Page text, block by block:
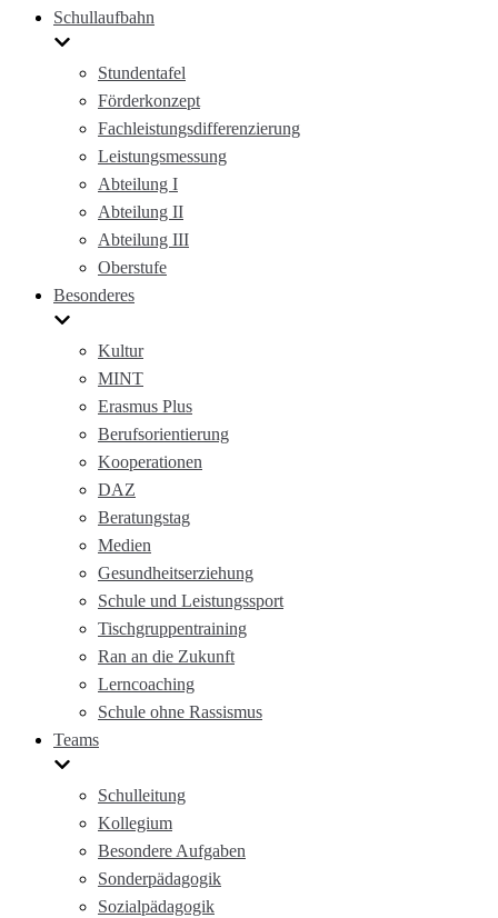
Schullaufbahn
Stundentafel
Förderkonzept
Fachleistungsdifferenzierung
Leistungsmessung
Abteilung I
Abteilung II
Abteilung III
Oberstufe
Besonderes
Kultur
MINT
Erasmus Plus
Berufsorientierung
Kooperationen
DAZ
Beratungstag
Medien
Gesundheitserziehung
Schule und Leistungssport
Tischgruppentraining
Ran an die Zukunft
Lerncoaching
Schule ohne Rassismus
Teams
Schulleitung
Kollegium
Besondere Aufgaben
Sonderpädagogik
Sozialpädagogik